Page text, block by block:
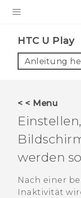
VIVE
VIVERSE
UNTERSTÜTZUNG
HTC-Geräte und
Anmelden
HTC U Play‎
Anleitung
< < Menu
werden
Nach einer
Inaktivität